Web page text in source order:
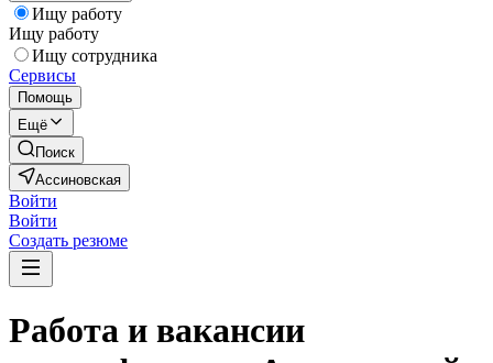
Ищу работу
Ищу работу
Ищу сотрудника
Сервисы
Помощь
Ещё
Поиск
Ассиновская
Войти
Войти
Создать резюме
Работа и вакансии